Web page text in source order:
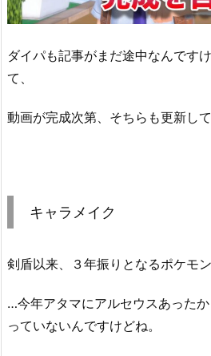
ダイパも記事がまだ途中なんです
て、
動画が完成次第、そちらも更新し
キャラメイク
剣盾以来、３年振りとなるポケモ
…今年アタマにアルセウスあった
っていないんですけどね。